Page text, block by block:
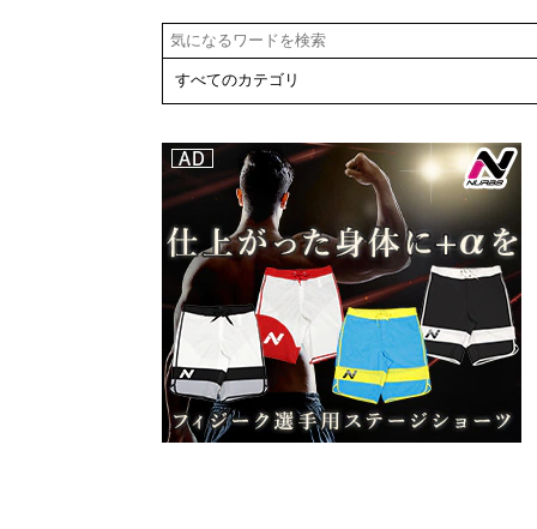
ル選手権大会/
第42回 日本
女子フィジー
CHAMPIONSHIPS
2023【結果】